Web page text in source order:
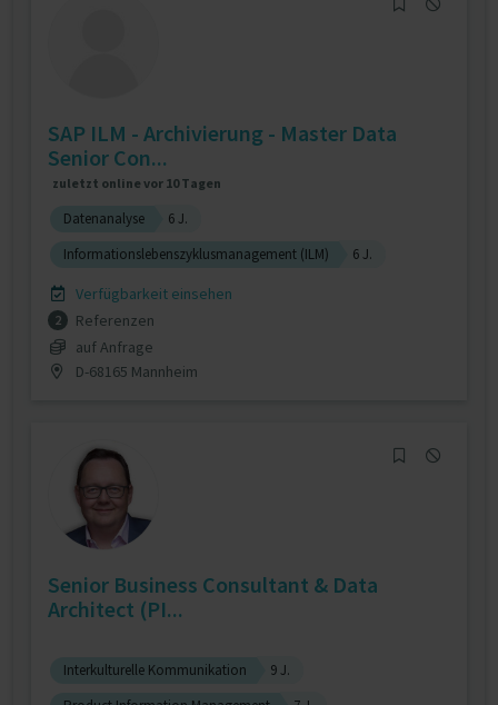
SAP ILM - Archivierung - Master Data
Senior Con...
zuletzt online vor 10 Tagen
Datenanalyse
6 J.
Informationslebenszyklusmanagement (ILM)
6 J.
Verfügbarkeit einsehen
2
Referenzen
auf Anfrage
D-68165 Mannheim
Senior Business Consultant & Data
Architect (PI...
Interkulturelle Kommunikation
9 J.